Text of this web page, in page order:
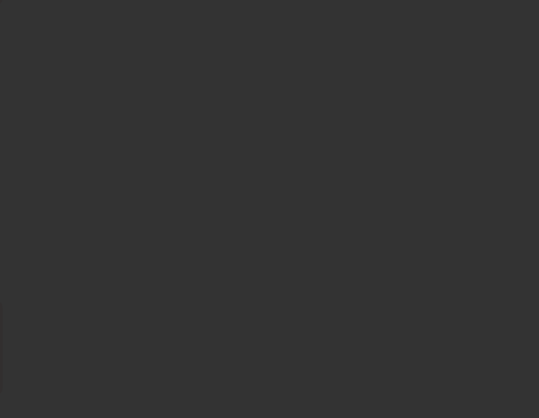
THERAPYCON TERAPIA DE CERAMIDAS Y BRILLO DE MIEL HONEY GLOSS